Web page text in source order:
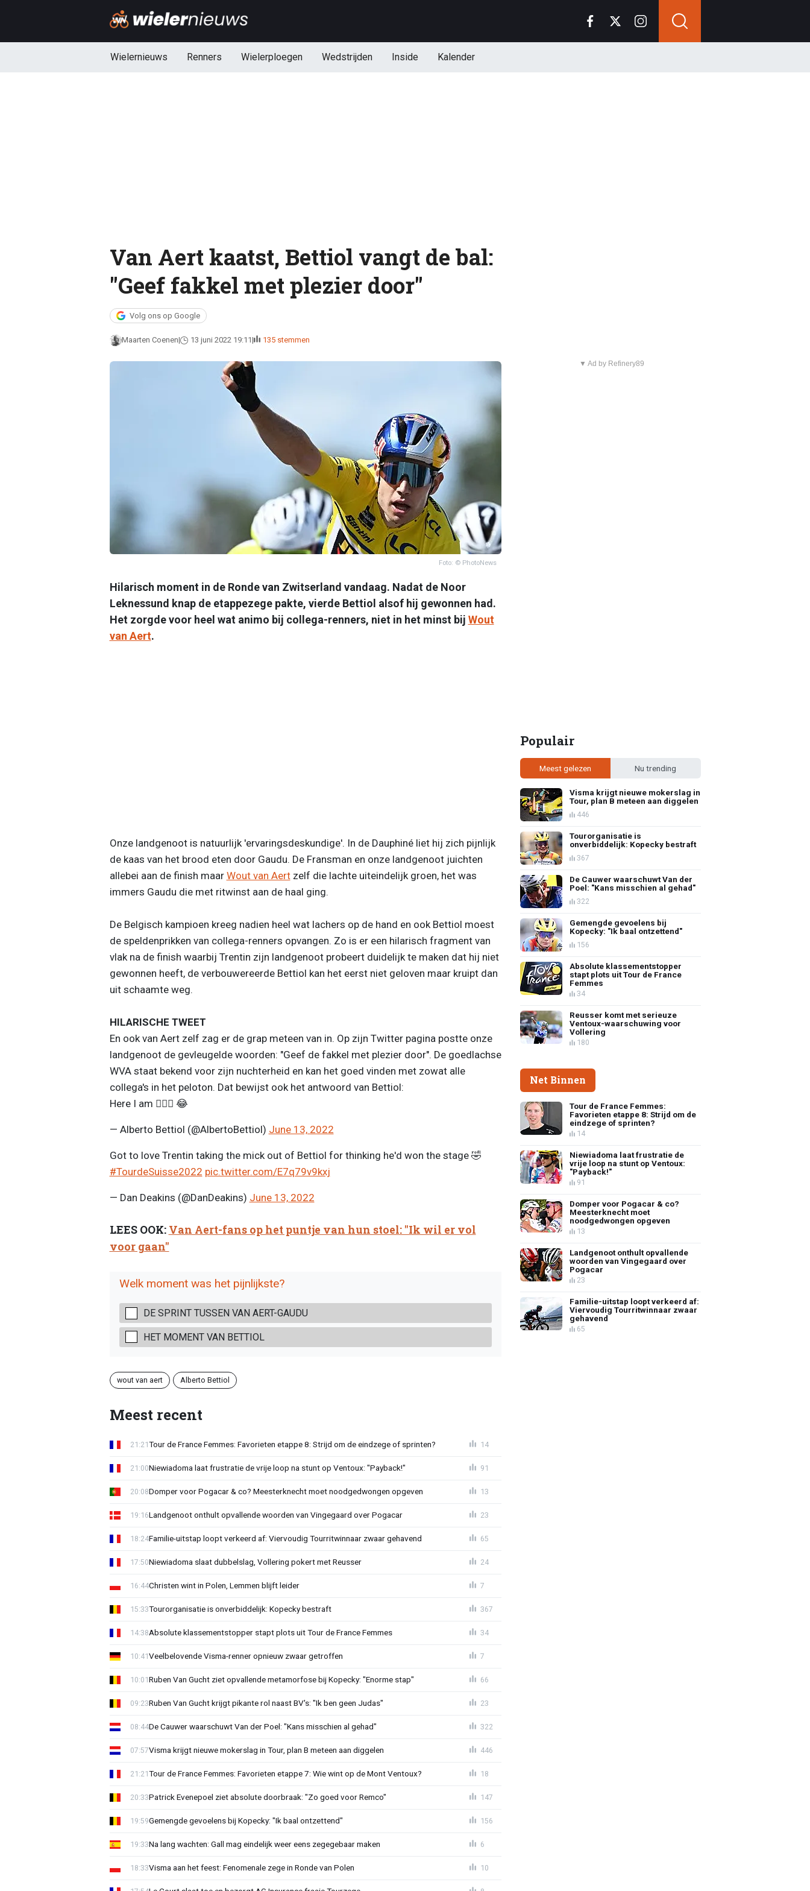
Wielernieuws Renners Wielerploegen Wedstrijden Inside Kalender
Van Aert kaatst, Bettiol vangt de bal:
"Geef fakkel met plezier door"
Volg ons op Google
Maarten Coenen 13 juni 2022 19:11 135 stemmen
Foto: © PhotoNews
Hilarisch moment in de Ronde van Zwitserland vandaag. Nadat de Noor
Leknessund knap de etappezege pakte, vierde Bettiol alsof hij gewonnen had.
Het zorgde voor heel wat animo bij collega-renners, niet in het minst bij Wout
van Aert.
Onze landgenoot is natuurlijk 'ervaringsdeskundige'. In de Dauphiné liet hij zich pijnlijk
de kaas van het brood eten door Gaudu. De Fransman en onze landgenoot juichten
allebei aan de finish maar Wout van Aertzelf die lachte uiteindelijk groen, het was
immers Gaudu die met ritwinst aan de haal ging.
De Belgisch kampioen kreeg nadien heel wat lachers op de hand en ook Bettiol moest
de speldenprikken van collega-renners opvangen. Zo is er een hilarisch fragment van
vlak na de finish waarbij Trentin zijn landgenoot probeert duidelijk te maken dat hij niet
gewonnen heeft, de verbouwereerde Bettiol kan het eerst niet geloven maar kruipt dan
uit schaamte weg.
HILARISCHE TWEET
En ook van Aert zelf zag er de grap meteen van in. Op zijn Twitter pagina postte onze
landgenoot de gevleugelde woorden: "Geef de fakkel met plezier door". De goedlachse
WVA staat bekend voor zijn nuchterheid en kan het goed vinden met zowat alle
collega's in het peloton. Dat bewijst ook het antwoord van Bettiol:
Here I am 🙋🏻‍♂️ 😂
— Alberto Bettiol (@AlbertoBettiol) June 13, 2022
Got to love Trentin taking the mick out of Bettiol for thinking he'd won the stage 🤣
#TourdeSuisse2022 pic.twitter.com/E7q79v9kxj
— Dan Deakins (@DanDeakins) June 13, 2022
LEES OOK: Van Aert-fans op het puntje van hun stoel: "Ik wil er vol
voor gaan"
Welk moment was het pijnlijkste?
DE SPRINT TUSSEN VAN AERT-GAUDU
HET MOMENT VAN BETTIOL
wout van aert Alberto Bettiol
Meest recent
Tour de France Femmes: Favorieten etappe 8: Strijd om de eindzege of sprinten?
21:21 14
Niewiadoma laat frustratie de vrije loop na stunt op Ventoux: "Payback!"
21:00 91
Domper voor Pogacar & co? Meesterknecht moet noodgedwongen opgeven
20:08 13
Landgenoot onthult opvallende woorden van Vingegaard over Pogacar
19:16 23
Familie-uitstap loopt verkeerd af: Viervoudig Tourritwinnaar zwaar gehavend
18:24 65
Niewiadoma slaat dubbelslag, Vollering pokert met Reusser
17:50 24
Christen wint in Polen, Lemmen blijft leider
16:44 7
Tourorganisatie is onverbiddelijk: Kopecky bestraft
15:33 367
Absolute klassementstopper stapt plots uit Tour de France Femmes
14:38 34
Veelbelovende Visma-renner opnieuw zwaar getroffen
10:41 7
Ruben Van Gucht ziet opvallende metamorfose bij Kopecky: "Enorme stap"
10:01 66
Ruben Van Gucht krijgt pikante rol naast BV's: "Ik ben geen Judas"
09:23 23
De Cauwer waarschuwt Van der Poel: "Kans misschien al gehad"
08:44 322
Visma krijgt nieuwe mokerslag in Tour, plan B meteen aan diggelen
07:57 446
Tour de France Femmes: Favorieten etappe 7: Wie wint op de Mont Ventoux?
21:21 18
Patrick Evenepoel ziet absolute doorbraak: "Zo goed voor Remco"
20:33 147
Gemengde gevoelens bij Kopecky: "Ik baal ontzettend"
19:59 156
Na lang wachten: Gall mag eindelijk weer eens zegegebaar maken
19:33 6
Visma aan het feest: Fenomenale zege in Ronde van Polen
18:33 10
▼ Ad by Refinery89
Populair
Meest gelezen Nu trending
Visma krijgt nieuwe mokerslag in
Tour, plan B meteen aan diggelen
446
Tourorganisatie is
onverbiddelijk: Kopecky bestraft
367
De Cauwer waarschuwt Van der
Poel: "Kans misschien al gehad"
322
Gemengde gevoelens bij
Kopecky: "Ik baal ontzettend"
156
Absolute klassementstopper
stapt plots uit Tour de France
Femmes
34
Reusser komt met serieuze
Ventoux-waarschuwing voor
Vollering
180
Net Binnen
Tour de France Femmes:
Favorieten etappe 8: Strijd om de
eindzege of sprinten?
14
Niewiadoma laat frustratie de
vrije loop na stunt op Ventoux:
"Payback!"
91
Domper voor Pogacar & co?
Meesterknecht moet
noodgedwongen opgeven
13
Landgenoot onthult opvallende
woorden van Vingegaard over
Pogacar
23
Familie-uitstap loopt verkeerd af:
Viervoudig Tourritwinnaar zwaar
gehavend
65